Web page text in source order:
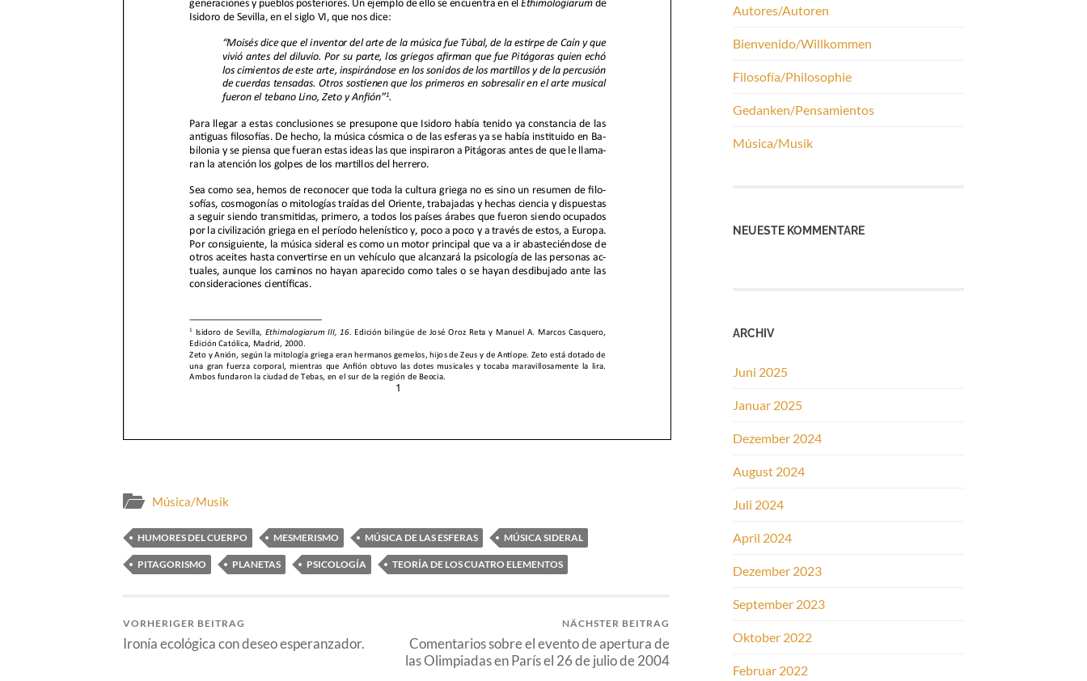
Música/Musik
HUMORES DEL CUERPO MESMERISMO MÚSICA DE LAS ESFERAS MÚSICA SIDERAL
PITAGORISMO PLANETAS PSICOLOGÍA TEORÍA DE LOS CUATRO ELEMENTOS
VORHERIGER BEITRAG
Ironía ecológica con deseo esperanzador.
NÄCHSTER BEITRAG
Comentarios sobre el evento de apertura de
las Olimpiadas en París el 26 de julio de 2004
Autores/Autoren
Bienvenido/Willkommen
Filosofía/Philosophie
Gedanken/Pensamientos
Música/Musik
NEUESTE KOMMENTARE
ARCHIV
Juni 2025
Januar 2025
Dezember 2024
August 2024
Juli 2024
April 2024
Dezember 2023
September 2023
Oktober 2022
Februar 2022